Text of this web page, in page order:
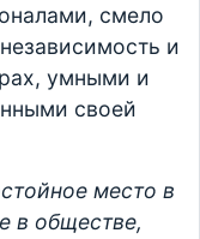
смело
и
умными и
своей
место в
в обществе,